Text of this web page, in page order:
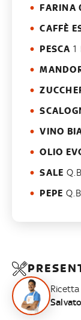
FARINA
CAFFÈ
PESCA 1
VINO
OLIO
SALE Q.B
PEPE Q.B
Ricetta